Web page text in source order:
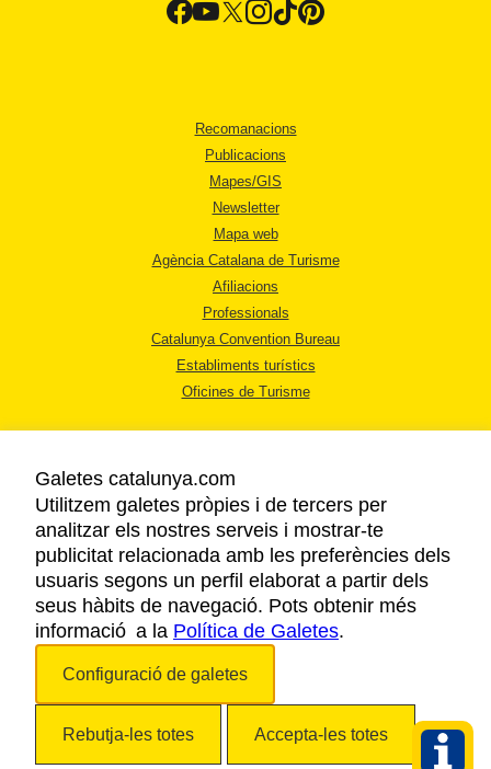
Recomanacions
Publicacions
Mapes/GIS
Newsletter
Mapa web
Agència Catalana de Turisme
Afiliacions
Professionals
Catalunya Convention Bureau
Establiments turístics
Oficines de Turisme
AVÍS LEGAL
POLÍTICA DE PRIVACITAT
COOKIES
ACCESSIBILITAT
Galetes catalunya.com
Utilitzem galetes pròpies i de tercers per
analitzar els nostres serveis i mostrar-te
publicitat relacionada amb les preferències dels
usuaris segons un perfil elaborat a partir dels
seus hàbits de navegació. Pots obtenir més
informació a la Política de Galetes.
Configuració de galetes
Rebutja-les totes Accepta-les totes